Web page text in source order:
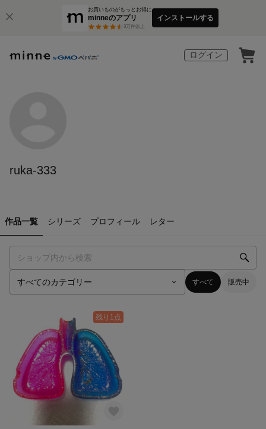
お買いものがもっとお得に
minneのアプリ
3万件以上
インストールする
ログイン
ruka-333
作品一覧 シリーズ プロフィール レター
すべて 販売中
残り1点